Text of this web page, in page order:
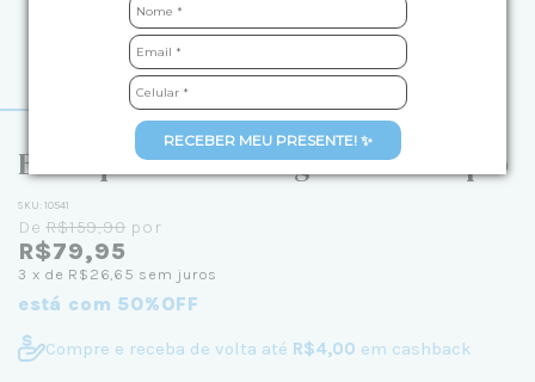
RECEBER MEU PRESENTE! ✨
Berloque de Prata Signo Áries Duplo
SKU: 10541
DeR$159,90 por
R$79,95
3 x de R$26,65 sem juros
está com 50%OFF
Compre e receba de volta até R$4,00 em cashback